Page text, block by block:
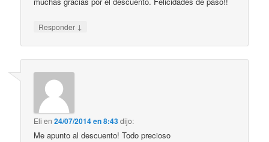
Responder ↓
Eli en24/07/2014 en 8:43dijo:
Me apunto al descuento! Todo precioso